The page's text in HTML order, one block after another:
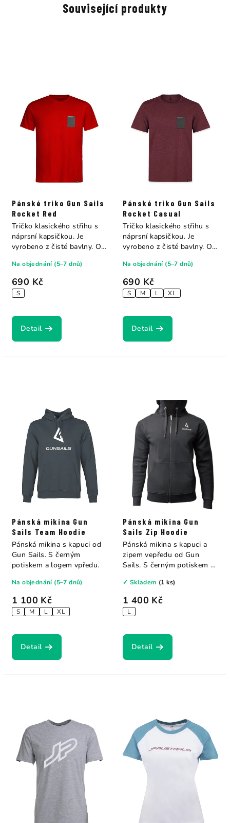
Související produkty
Pánské triko Gun Sails
Rocket Red
690 Kč
S
Na objednání (5–7 dnů)
Detail
Tričko klasického střihu s
náprsní kapsičkou. Je
vyrobeno z čisté bavlny. Od
Pánské triko Gun Sails
Rocket Casual
690 Kč
S M L XL
Na objednání (5–7 dnů)
Detail
Tričko klasického střihu s
náprsní kapsičkou. Je
vyrobeno z čisté bavlny. Od
Pánská mikina Gun
Sails Team Hoodie
1 100 Kč
S M L XL
Na objednání (5–7 dnů)
Detail
Pánská mikina s kapuci od
Gun Sails. S černým
potiskem a logem vpředu.
Pánská mikina Gun
Sails Zip Hoodie
1 400 Kč
L
✓ Skladem (1 ks)
Detail
Pánská mikina s kapuci a
zipem vepředu od Gun
Sails. S černým potiskem a